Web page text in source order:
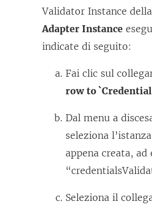
Validator Instance
Adapter Instance
indicate di seguito:
Fai clic sul
row to
Dal menu a
seleziona
appena creata, ad
Seleziona il